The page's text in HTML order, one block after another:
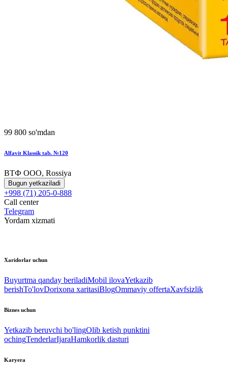
99 800 so'mdan
Alfavit Klassik tab. №120
ВТФ ООО, Rossiya
Bugun yetkaziladi
+998 (71) 205-0-888
Call center
Telegram
Yordam xizmati
Xaridorlar uchun
Buyurtma qanday beriladiMobil ilovaYetkazib
berishTo'lovDorixona xaritasiBlogOmmaviy offertaXavfsizlik
Biznes uchun
Yetkazib beruvchi bo'lingOlib ketish punktini
ochingTenderlarIjaraHamkorlik dasturi
Karyera